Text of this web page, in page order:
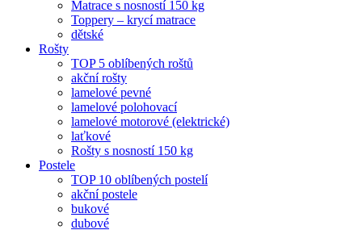
Matrace s nosností 150 kg
Toppery – krycí matrace
dětské
Rošty
TOP 5 oblíbených roštů
akční rošty
lamelové pevné
lamelové polohovací
lamelové motorové (elektrické)
laťkové
Rošty s nosností 150 kg
Postele
TOP 10 oblíbených postelí
akční postele
bukové
dubové